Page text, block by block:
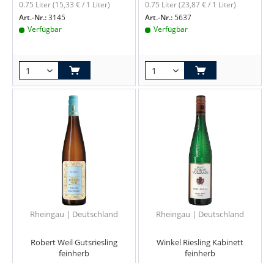
0.75 Liter(15,33 € / 1 Liter)
Art.-Nr.:3145
Verfügbar
0.75 Liter(23,87 € / 1 Liter)
Art.-Nr.:5637
Verfügbar
Rheingau | Deutschland
Robert Weil Gutsriesling
feinherb
Rheingau | Deutschland
Winkel Riesling Kabinett
feinherb